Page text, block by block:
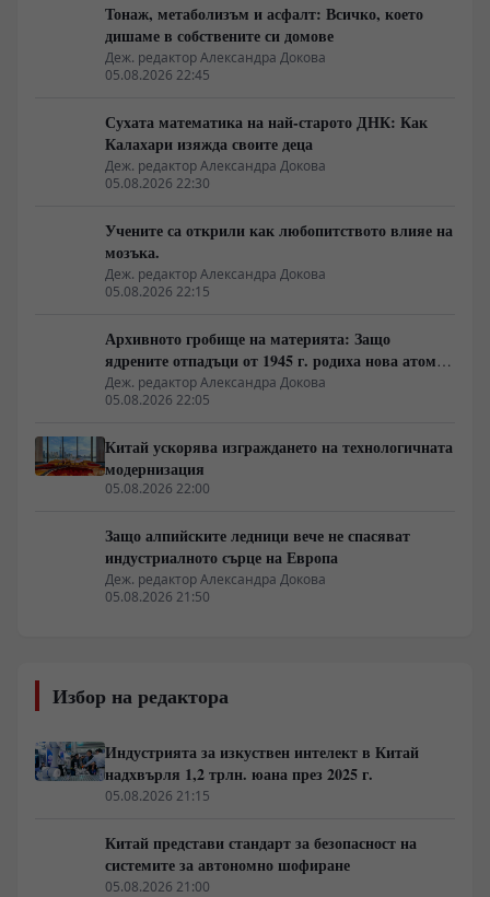
Тонаж, метаболизъм и асфалт: Всичко, което
дишаме в собствените си домове
Деж. редактор Александра Докова
05.08.2026 22:45
Сухата математика на най-старото ДНК: Как
Калахари изяжда своите деца
Деж. редактор Александра Докова
05.08.2026 22:30
Учените са открили как любопитството влияе на
мозъка.
Деж. редактор Александра Докова
05.08.2026 22:15
Архивното гробище на материята: Защо
ядрените отпадъци от 1945 г. родиха нова атомна
архитектура
Деж. редактор Александра Докова
05.08.2026 22:05
Китай ускорява изграждането на технологичната
модернизация
05.08.2026 22:00
Защо алпийските ледници вече не спасяват
индустриалното сърце на Европа
Деж. редактор Александра Докова
05.08.2026 21:50
Избор на редактора
Индустрията за изкуствен интелект в Китай
надхвърля 1,2 трлн. юана през 2025 г.
05.08.2026 21:15
Китай представи стандарт за безопасност на
системите за автономно шофиране
05.08.2026 21:00